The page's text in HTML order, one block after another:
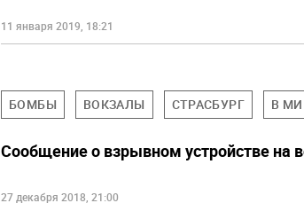
11 января 2019, 18:21
БОМБЫ ВОКЗАЛЫ СТРАСБУРГ В
Сообщение о взрывном устройстве на
27 декабря 2018, 21:00